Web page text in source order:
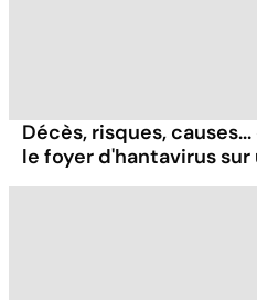
Décès, risques,
le foyer d'hantavirus